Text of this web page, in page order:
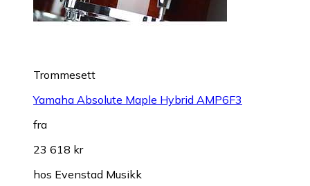
Trommesett
Yamaha Absolute Maple Hybrid AMP6F3
fra
23 618 kr
hos Evenstad Musikk